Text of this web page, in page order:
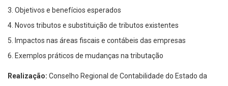
3. Objetivos e benefícios esperados
4. Novos tributos e substituição de tributos existentes
5. Impactos nas áreas fiscais e contábeis das empresas
6. Exemplos práticos de mudanças na tributação
Realização: Conselho Regional de Contabilidade do Estado da